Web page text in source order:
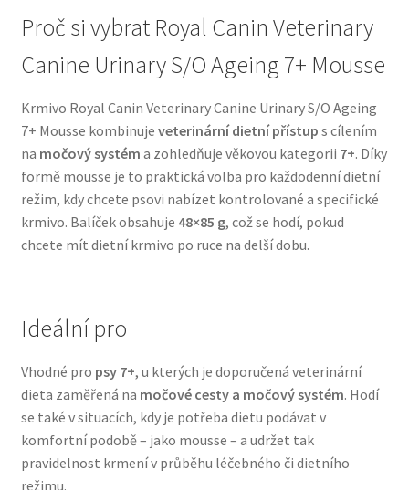
Přepravky pro psy
Purizon pro psy — Vysoký obsah masa, bez obilovin
Royal Canin pro psy
Veterinární dieta pro psy
Vodítka a obojky
Proč si vybrat Royal Canin Veterinary
Canine Urinary S/O Ageing 7+ Mousse
Krmivo Royal Canin Veterinary Canine Urinary S/O Ageing
7+ Mousse kombinuje veterinární dietní přístup s cílením
na močový systém a zohledňuje věkovou kategorii 7+. Díky
formě mousse je to praktická volba pro každodenní dietní
režim, kdy chcete psovi nabízet kontrolované a specifické
krmivo. Balíček obsahuje 48×85 g, což se hodí, pokud
chcete mít dietní krmivo po ruce na delší dobu.
Ideální pro
Vhodné pro psy 7+, u kterých je doporučená veterinární
dieta zaměřená na močové cesty a močový systém. Hodí
se také v situacích, kdy je potřeba dietu podávat v
komfortní podobě – jako mousse – a udržet tak
pravidelnost krmení v průběhu léčebného či dietního
režimu.